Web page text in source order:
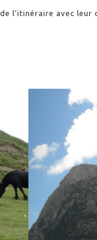
l’itinéraire avec